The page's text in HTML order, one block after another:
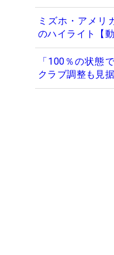
ミズホ・アメ
のハイライト【動
「100％の状態
クラブ調整も見